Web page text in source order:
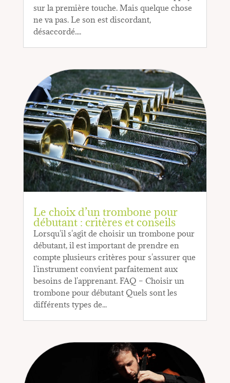
sur la première touche. Mais quelque chose
ne va pas. Le son est discordant,
désaccordé....
Le choix d’un trombone pour
débutant : critères et conseils
Lorsqu'il s'agit de choisir un trombone pour
débutant, il est important de prendre en
compte plusieurs critères pour s'assurer que
l'instrument convient parfaitement aux
besoins de l'apprenant. FAQ – Choisir un
trombone pour débutant Quels sont les
différents types de...